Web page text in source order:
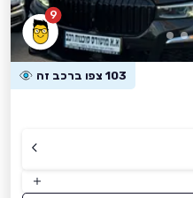
9
103 צפו ברכב זה